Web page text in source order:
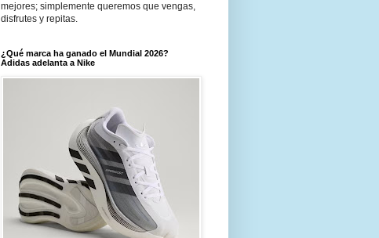
mejores; simplemente queremos que vengas,
disfrutes y repitas.
¿Qué marca ha ganado el Mundial 2026?
Adidas adelanta a Nike